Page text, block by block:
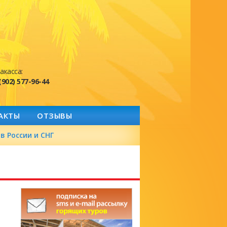
577-96-44
ОТЗЫВЫ
России и СНГ